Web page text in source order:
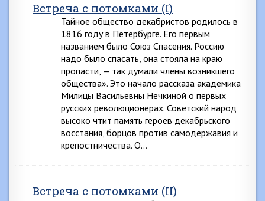
Встреча с потомками (I)
Тайное общество декабристов родилось в
1816 году в Петербурге. Его первым
названием было Союз Спасения. Россию
надо было спасать, она стояла на краю
пропасти, — так думали члены возникшего
общества». Это начало рассказа академика
Милицы Васильевны Нечкиной о первых
русских революционерах. Советский народ
высоко чтит память героев декабрьского
восстания, борцов против самодержавия и
крепостничества. О…
Встреча с потомками (II)